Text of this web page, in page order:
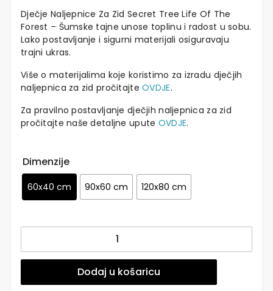
Dječje Naljepnice Za Zid Secret Tree Life Of The
Forest – Šumske tajne unose toplinu i radost u sobu.
Lako postavljanje i sigurni materijali osiguravaju
trajni ukras.
Više o materijalima koje koristimo za izradu dječjih
naljepnica za zid pročitajteOVDJE.
Za pravilno postavljanje dječjih naljepnica za zid
pročitajte naše detaljne upute OVDJE.
Dimenzije
60x40 cm 90x60 cm 120x80 cm
zid
sobe
Dodaj u košaricu